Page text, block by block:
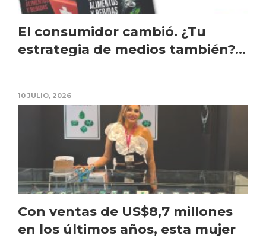
El consumidor cambió. ¿Tu
estrategia de medios también?...
10 JULIO, 2026
Con ventas de US$8,7 millones
en los últimos años, esta mujer